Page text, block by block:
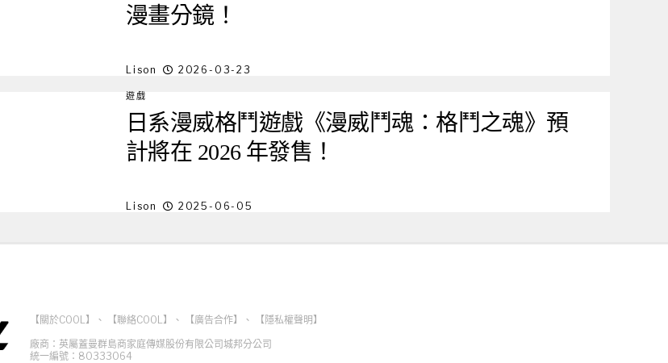
漫畫分鏡！
Lison 2026-03-23
遊戲
日系漫威格鬥遊戲《漫威鬥魂：格鬥之魂》預
計將在 2026 年發售！
Lison 2025-06-05
【關於COOL】 、 【聯絡COOL】 、 【廣告合作】 、
【隱私權聲明】
廠商：英屬蓋曼群島商家庭傳媒股份有限公司城邦分公司
統一編號：80333064